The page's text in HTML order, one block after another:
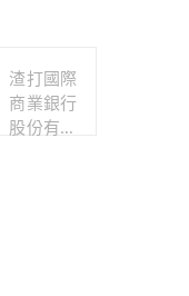
渣打國際
商業銀行
股份有限